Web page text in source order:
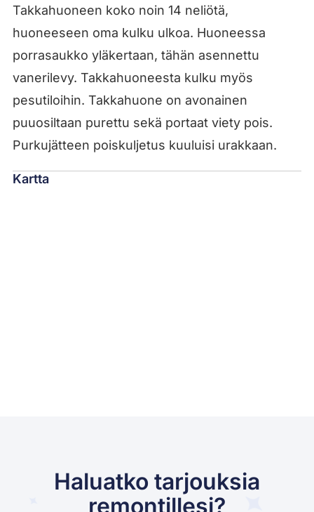
Takkahuoneen koko noin 14 neliötä,
huoneeseen oma kulku ulkoa. Huoneessa
porrasaukko yläkertaan, tähän asennettu
vanerilevy. Takkahuoneesta kulku myös
pesutiloihin. Takkahuone on avonainen
puuosiltaan purettu sekä portaat viety pois.
Purkujätteen poiskuljetus kuuluisi urakkaan.
Kartta
Haluatko tarjouksia
remontillesi?